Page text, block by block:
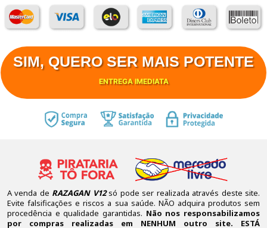
SIM, QUERO SER MAIS POTENTE
ENTREGA IMEDIATA
A venda de RAZAGAN V12só pode ser realizada através deste site.
Evite falsificações e riscos a sua saúde. NÃO adquira produtos sem
procedência e qualidade garantidas. Não nos responsabilizamos
por compras realizadas em NENHUM outro site. ESTÁ